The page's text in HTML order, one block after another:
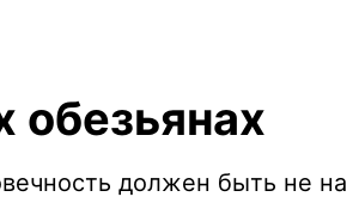
обезьянах
должен быть не на